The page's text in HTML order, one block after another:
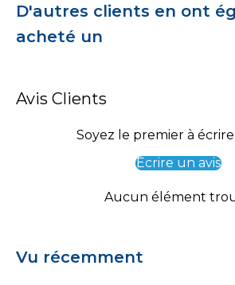
D'autres clients en ont
acheté un
Avis Clients
Soyez le premier à
Écrire un avis
Aucun élément
Vu récemment